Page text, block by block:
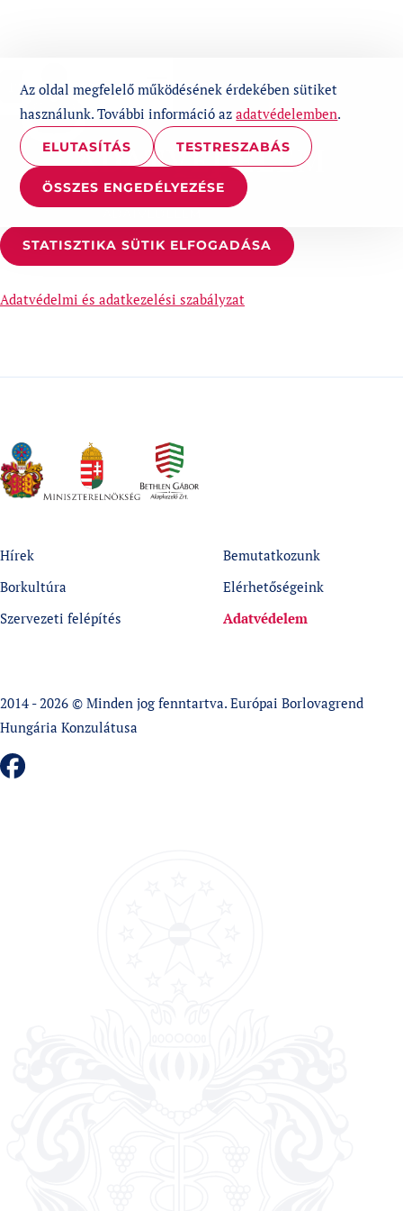
Az oldal megfelelő működésének érdekében sütiket
használunk. További információ azadatvédelemben.
ELUTASÍTÁS TESTRESZABÁS
ÖSSZES ENGEDÉLYEZÉSE
1%
ADATVÉDELEM
STATISZTIKA SÜTIK ELFOGADÁSA
Adatvédelmi és adatkezelési szabályzat
Hírek
Borkultúra
Szervezeti felépítés
Bemutatkozunk
Elérhetőségeink
Adatvédelem
2014 - 2026 © Minden jog fenntartva. Európai Borlovagrend
Hungária Konzulátusa